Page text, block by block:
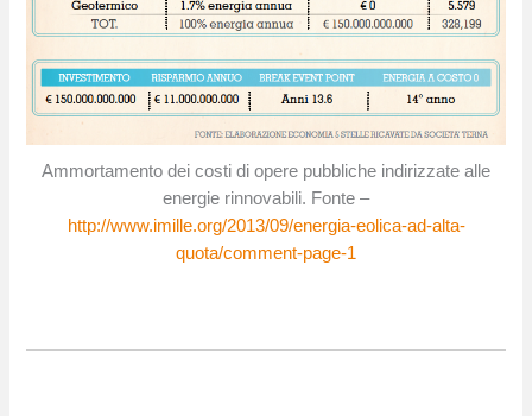
Ammortamento dei costi di opere pubbliche indirizzate alle
energie rinnovabili. Fonte –
http://www.imille.org/2013/09/energia-eolica-ad-alta-
quota/comment-page-1